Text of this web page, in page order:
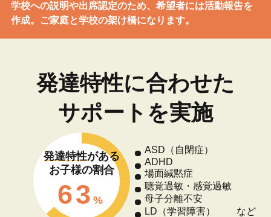
学校への説明や出席認定のため、希望者には活動報告を
作成。ご家庭と学校の架け橋になります。
発達特性に合わせた
サポートを実施
発達特性がある
お子様の割合
63
ASD（自閉症）
ADHD
場面緘黙症
聴覚過敏・ 感覚過敏
母子分離不安
LD（学習障害）
など